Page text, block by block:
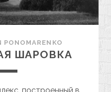
PONOMARENKO
ШАРОВКА